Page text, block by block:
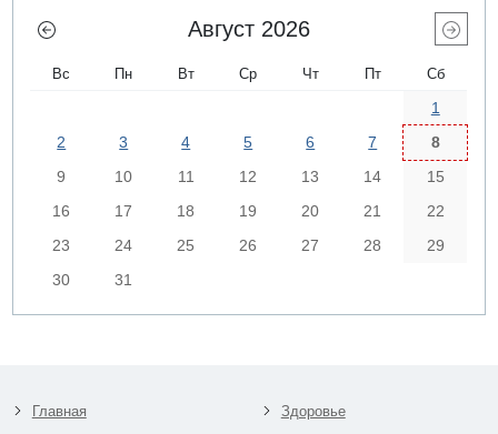
Август 2026
Вс Пн Вт Ср Чт Пт Сб
1
2
3 4 5 6 7
8
9
10 11 12 13 14
15
16
17 18 19 20 21
22
23
24 25 26 27 28
29
30
31
Главная
Здоровье